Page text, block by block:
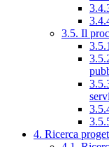
3.5. Il
4. Ricerca